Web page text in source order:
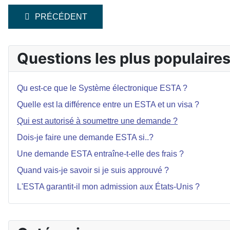
ARTICLE PRÉCÉDENT : QUELLE EST LA
PRÉCÉDENT
Questions les plus populaires
Qu est-ce que le Système électronique ESTA ?
Quelle est la différence entre un ESTA et un visa ?
Qui est autorisé à soumettre une demande ?
Dois-je faire une demande ESTA si..?
Une demande ESTA entraîne-t-elle des frais ?
Quand vais-je savoir si je suis approuvé ?
L'ESTA garantit-il mon admission aux États-Unis ?